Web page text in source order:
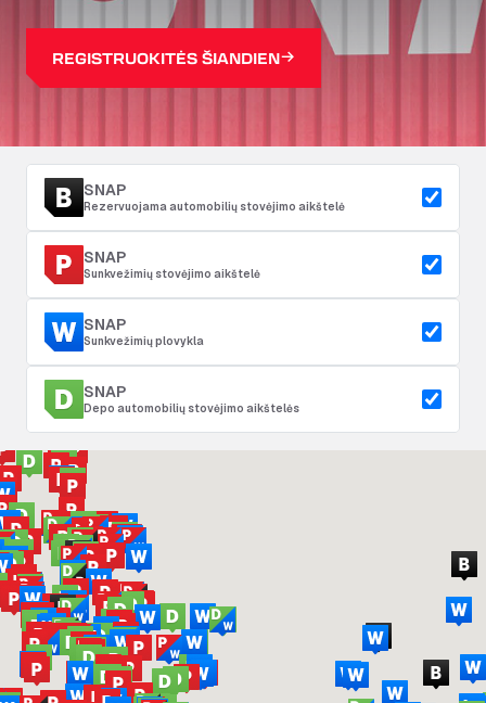
REGISTRUOKITĖS ŠIANDIEN
SNAP
Rezervuojama automobilių stovėjimo aikštelė
SNAP
Sunkvežimių stovėjimo aikštelė
SNAP
Sunkvežimių plovykla
SNAP
Depo automobilių stovėjimo aikštelės